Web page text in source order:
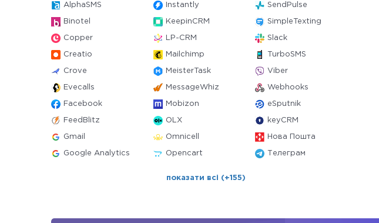
AlphaSMS Instantly SendPulse
Binotel KeepinCRM SimpleTexting
Copper LP-CRM Slack
Creatio Mailchimp TurboSMS
Crove MeisterTask Viber
Evecalls MessageWhiz Webhooks
Facebook Mobizon eSputnik
FeedBlitz OLX keyCRM
Gmail Omnicell Нова Пошта
Google Analytics Opencart Телеграм
показати всі (+155)